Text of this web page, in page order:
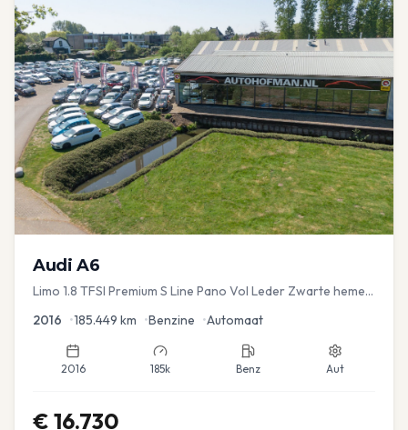
Audi A6
Limo 1.8 TFSI Premium S Line Pano Vol Leder Zwarte hemel
2016 •185.449 km •Benzine •Automaat
2016 185k Benz Aut
€ 16.730